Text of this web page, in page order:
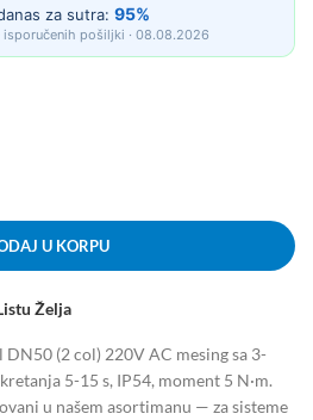
za sutra: 95%
isporučenih pošiljki · 08.08.2026
U KORPU
Želja
(2 col) 220V AC mesing sa 3-
5-15 s, IP54, moment 5 N·m.
u našem asortimanu — za sisteme